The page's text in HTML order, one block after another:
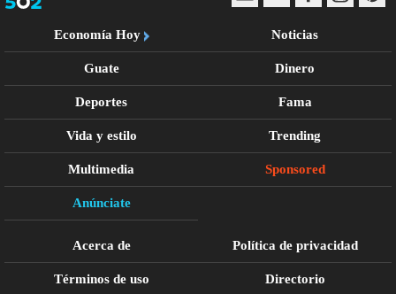
Economía Hoy Noticias
Guate Dinero
Deportes Fama
Vida y estilo Trending
Multimedia Sponsored
Anúnciate
Acerca de Política de privacidad
Términos de uso Directorio